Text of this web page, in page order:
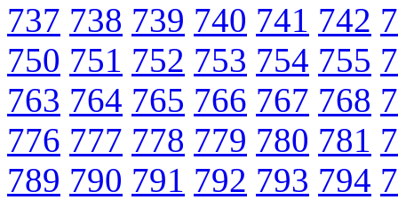
737 738 739 740 741 742
750 751 752 753 754 755
763 764 765 766 767 768
776 777 778 779 780 781
789 790 791 792 793 794